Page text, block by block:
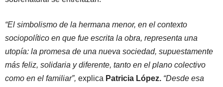
“El simbolismo de la hermana menor, en el contexto
sociopolítico en que fue escrita la obra, representa una
utopía: la promesa de una nueva sociedad, supuestamente
más feliz, solidaria y diferente, tanto en el plano colectivo
como en el familiar”, explica Patricia López. “Desde esa